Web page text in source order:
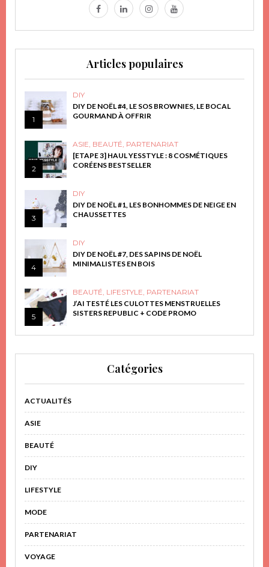
Articles populaires
1
DIY
DIY DE NOËL #4, LE SOS BROWNIES, LE BOCAL
GOURMAND À OFFRIR
2
ASIE, BEAUTÉ, PARTENARIAT
[ETAPE 3] HAUL YESSTYLE : 8 COSMÉTIQUES
CORÉENS BESTSELLER
3
DIY
DIY DE NOËL #1, LES BONHOMMES DE NEIGE EN
CHAUSSETTES
4
DIY
DIY DE NOËL #7, DES SAPINS DE NOËL
MINIMALISTES EN BOIS
5
BEAUTÉ, LIFESTYLE, PARTENARIAT
J’AI TESTÉ LES CULOTTES MENSTRUELLES
SISTERS REPUBLIC + CODE PROMO
Catégories
ACTUALITÉS
ASIE
BEAUTÉ
DIY
LIFESTYLE
MODE
PARTENARIAT
VOYAGE